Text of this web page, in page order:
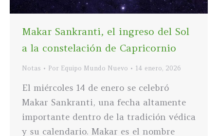
Makar Sankranti, el ingreso del Sol
a la constelación de Capricornio
Notas Por Equipo Mundo Nuevo 14 enero, 2026
El miércoles 14 de enero se celebró
Makar Sankranti, una fecha altamente
importante dentro de la tradición védica
y su calendario. Makar es el nombre